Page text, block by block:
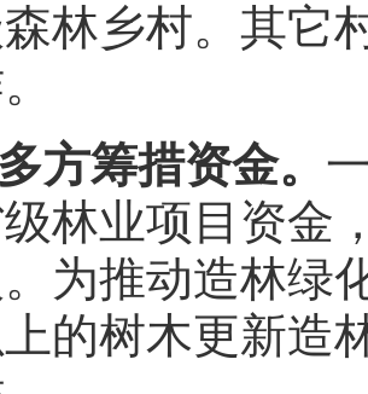
林乡村。其它
多方筹措资金。
林业项目资金
为推动造林绿
的树木更新造